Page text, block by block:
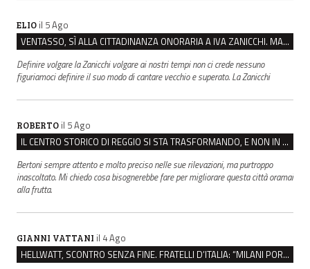
ELIO il 5 Ago
VENTASSO, SÌ ALLA CITTADINANZA ONORARIA A IVA ZANICCHI. MA BARGIACCHI: “È DI PESSIMO GUSTO”
Definire volgare la Zanicchi volgare ai nostri tempi non ci crede nessuno
figuriamoci definire il suo modo di cantare vecchio e superato. La Zanicchi
ROBERTO il 5 Ago
IL CENTRO STORICO DI REGGIO SI STA TRASFORMANDO, E NON IN MEGLIO
Bertoni sempre attento e molto preciso nelle sue rilevazioni, ma purtroppo
inascoltato. Mi chiedo cosa bisognerebbe fare per migliorare questa città oramai
alla frutta.
GIANNI VATTANI il 4 Ago
HELLWATT, SCONTRO SENZA FINE. FRATELLI D’ITALIA: “MILANI PORTA DOCUMENTI, DE FRANCO INSULTI”